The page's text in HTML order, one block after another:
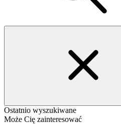
Ostatnio wyszukiwane
Może Cię zainteresować